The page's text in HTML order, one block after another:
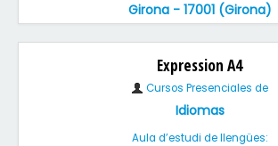
Girona - 17001 (Girona)
Expression A4
Cursos Presenciales de
Idiomas
Aula d’estudi de llengües: